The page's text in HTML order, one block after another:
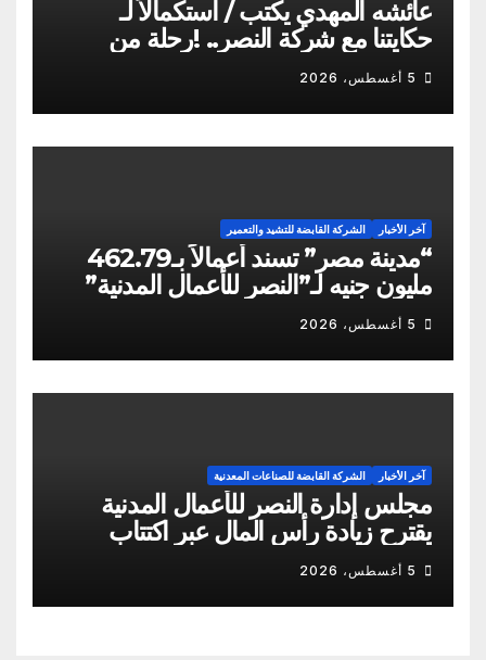
عائشه المهدي يكتب / استكمالاً لـ
حكايتنا مع شركة النصر.. !رحلة من
الشكاوى ومزيد من التعنت المستمر.. و
لجوء للقابضة إلى صدمة الكواليس!
5 أغسطس، 2026
آخر الأخبار الشركة القابضة للتشيد والتعمير
“مدينة مصر” تسند أعمالاً بـ462.79
مليون جنيه لـ”النصر للأعمال المدنية”
5 أغسطس، 2026
آخر الأخبار الشركة القابضة للصناعات المعدنية
مجلس إدارة النصر للأعمال المدنية
يقترح زيادة رأس المال عبر اكتتاب
نقدي
5 أغسطس، 2026